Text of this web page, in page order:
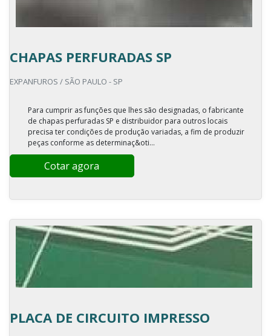
CHAPAS PERFURADAS SP
EXPANFUROS / SÃO PAULO - SP
Para cumprir as funções que lhes são designadas, o fabricante
de chapas perfuradas SP e distribuidor para outros locais
precisa ter condições de produção variadas, a fim de produzir
peças conforme as determinaç&oti...
Cotar agora
PLACA DE CIRCUITO IMPRESSO